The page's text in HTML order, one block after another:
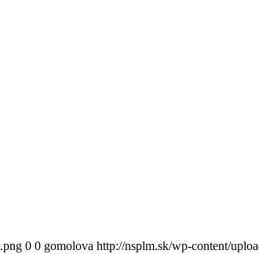
0 0 gomolova http://nsplm.sk/wp-content/